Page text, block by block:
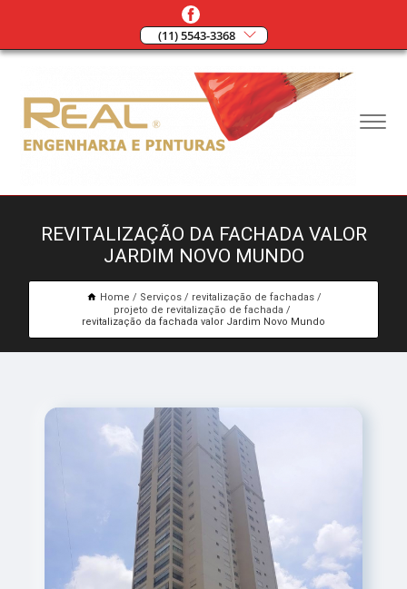
(11) 5543-3368
REVITALIZAÇÃO DA FACHADA VALOR
JARDIM NOVO MUNDO
Home Serviços
revitalização de fachadas
projeto de revitalização de fachada
revitalização da fachada valor Jardim Novo Mundo